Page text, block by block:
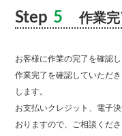
Step 5 作業
お客様に作業の完了を確認し
作業完了を確認していただ
します。
お支払いクレジット、電子
おりますので、ご相談くださ